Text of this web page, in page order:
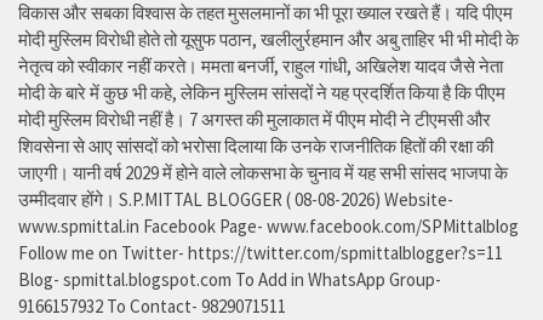
विकास और सबका विश्वास के तहत मुसलमानों का भी पूरा ख्याल रखते हैं। यदि पीएम
मोदी मुस्लिम विरोधी होते तो यूसुफ पठान, खलीलुर्रहमान और अबु ताहिर भी भी मोदी के
नेतृत्व को स्वीकार नहीं करते। ममता बनर्जी, राहुल गांधी, अखिलेश यादव जैसे नेता
मोदी के बारे में कुछ भी कहे, लेकिन मुस्लिम सांसदों ने यह प्रदर्शित किया है कि पीएम
मोदी मुस्लिम विरोधी नहीं है। 7 अगस्त की मुलाकात में पीएम मोदी ने टीएमसी और
शिवसेना से आए सांसदों को भरोसा दिलाया कि उनके राजनीतिक हितों की रक्षा की
जाएगी। यानी वर्ष 2029 में होने वाले लोकसभा के चुनाव में यह सभी सांसद भाजपा के
उम्मीदवार होंगे। S.P.MITTAL BLOGGER ( 08-08-2026) Website-
www.spmittal.in Facebook Page- www.facebook.com/SPMittalblog
Follow me on Twitter- https://twitter.com/spmittalblogger?s=11
Blog- spmittal.blogspot.com To Add in WhatsApp Group-
9166157932 To Contact- 9829071511